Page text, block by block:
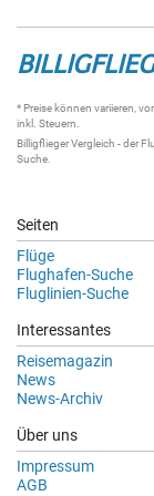
* Preise können variieren,
inkl. Steuern.
Billigflieger Vergleich - der
Suche
Seiten
Flüge
Flughafen-Suche
Fluglinien-Suche
Interessantes
Reisemagazin
News
News-Archiv
Über uns
Impressum
AGB